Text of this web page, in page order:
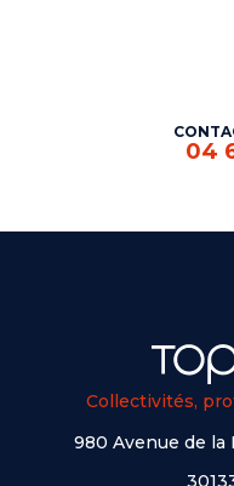
04
Collectivités,
980 Avenue de